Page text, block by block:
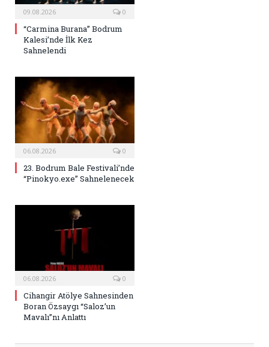
09.08.2026 0
“Carmina Burana” Bodrum
Kalesi’nde İlk Kez
Sahnelendi
06.08.2026 0
23. Bodrum Bale Festivali’nde
“Pinokyo.exe” Sahnelenecek
06.08.2026 0
Cihangir Atölye Sahnesinden
Boran Özsaygı “Saloz’un
Mavalı”nı Anlattı